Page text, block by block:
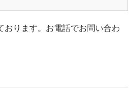
おります。お電話でお問い合わ